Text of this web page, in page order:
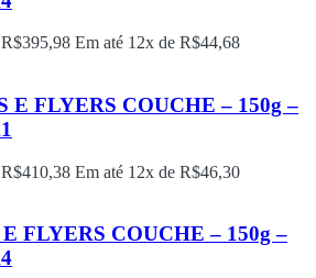
R$395,98 Em até 12x de R$44,68
E FLYERS COUCHE – 150g –
R$410,38 Em até 12x de R$46,30
FLYERS COUCHE – 150g –